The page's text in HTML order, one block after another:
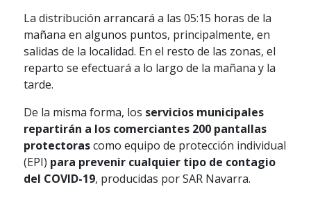
La distribución arrancará a las 05:15 horas de la
mañana en algunos puntos, principalmente, en
salidas de la localidad. En el resto de las zonas, el
reparto se efectuará a lo largo de la mañana y la
tarde.
De la misma forma, los servicios municipales
repartirán a los comerciantes 200 pantallas
protectorascomo equipo de protección individual
(EPI) para prevenir cualquier tipo de contagio
del COVID-19, producidas por SAR Navarra.